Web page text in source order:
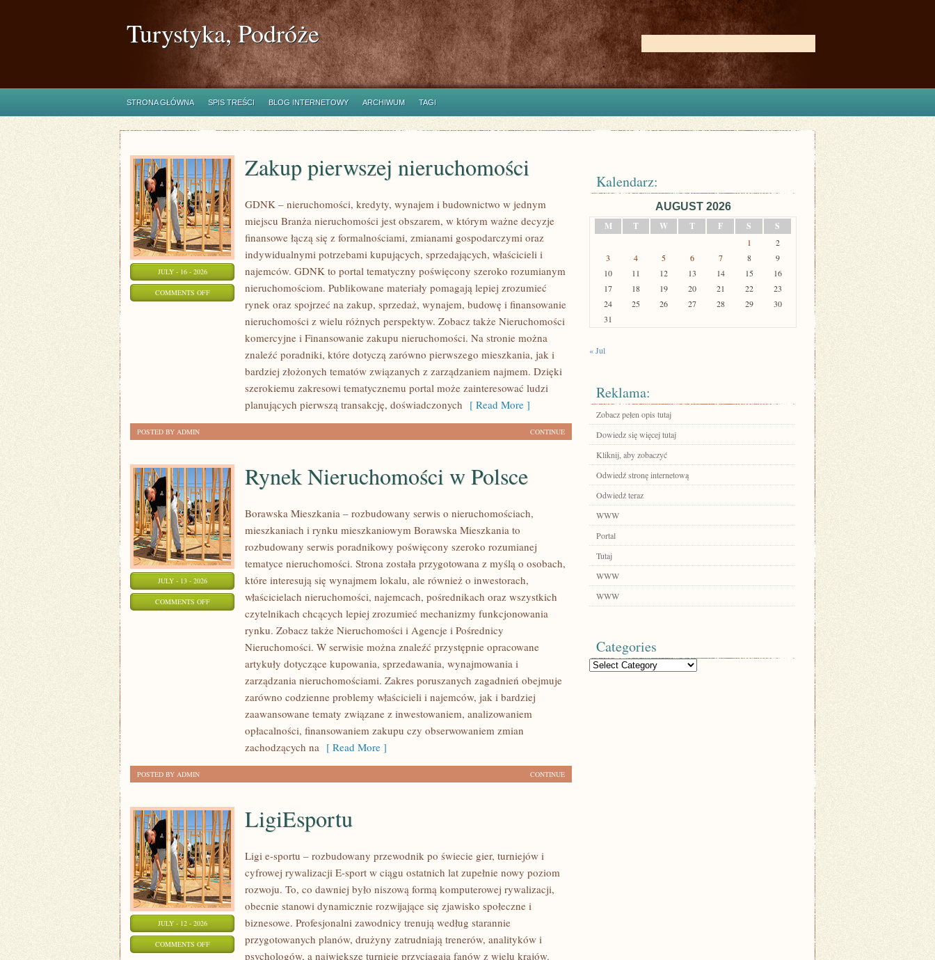
Turystyka, Podróże
STRONA GŁÓWNA SPIS TREŚCI BLOG INTERNETOWY ARCHIWUM TAGI
JULY - 16 - 2026
COMMENTS OFFON
PIERWSZEJ
NIERUCHOMOŚCI
Zakup pierwszej nieruchomości
GDNK – nieruchomości, kredyty, wynajem i budownictwo w jednym
miejscu Branża nieruchomości jest obszarem, w którym ważne decyzje
finansowe łączą się z formalnościami, zmianami gospodarczymi oraz
indywidualnymi potrzebami kupujących, sprzedających, właścicieli i
najemców. GDNK to portal tematyczny poświęcony szeroko rozumianym
nieruchomościom. Publikowane materiały pomagają lepiej zrozumieć
rynek oraz spojrzeć na zakup, sprzedaż, wynajem, budowę i finansowanie
nieruchomości z wielu różnych perspektyw. Zobacz także Nieruchomości
komercyjne i Finansowanie zakupu nieruchomości. Na stronie można
znaleźć poradniki, które dotyczą zarówno pierwszego mieszkania, jak i
bardziej złożonych tematów związanych z zarządzaniem najmem. Dzięki
szerokiemu zakresowi tematycznemu portal może zainteresować ludzi
planujących pierwszą transakcję, doświadczonych [ Read More ]
CONTINUE
POSTED BY ADMIN
JULY - 13 - 2026
COMMENTS OFFON
NIERUCHOMOŚCI
Rynek Nieruchomości w Polsce
Borawska Mieszkania – rozbudowany serwis o nieruchomościach,
mieszkaniach i rynku mieszkaniowym Borawska Mieszkania to
rozbudowany serwis poradnikowy poświęcony szeroko rozumianej
tematyce nieruchomości. Strona została przygotowana z myślą o osobach,
które interesują się wynajmem lokalu, ale również o inwestorach,
właścicielach nieruchomości, najemcach, pośrednikach oraz wszystkich
czytelnikach chcących lepiej zrozumieć mechanizmy funkcjonowania
rynku. Zobacz także Nieruchomości i Agencje i Pośrednicy
Nieruchomości. W serwisie można znaleźć przystępnie opracowane
artykuły dotyczące kupowania, sprzedawania, wynajmowania i
zarządzania nieruchomościami. Zakres poruszanych zagadnień obejmuje
zarówno codzienne problemy właścicieli i najemców, jak i bardziej
zaawansowane tematy związane z inwestowaniem, analizowaniem
opłacalności, finansowaniem zakupu czy obserwowaniem zmian
zachodzących na [ Read More ]
CONTINUE
POSTED BY ADMIN
JULY - 12 - 2026
COMMENTS OFFON
LigiEsportu
Ligi e-sportu – rozbudowany przewodnik po świecie gier, turniejów i
cyfrowej rywalizacji E-sport w ciągu ostatnich lat zupełnie nowy poziom
rozwoju. To, co dawniej było niszową formą komputerowej rywalizacji,
obecnie stanowi dynamicznie rozwijające się zjawisko społeczne i
biznesowe. Profesjonalni zawodnicy trenują według starannie
przygotowanych planów, drużyny zatrudniają trenerów, analityków i
psychologów, a największe turnieje przyciągają fanów z wielu krajów.
Kalendarz:
AUGUST 2026
M
T W T F S S
1
2
3
4 5 6 7 8
9
10
11 12 13 14 15
16
17
18 19 20 21 22
23
24
25 26 27 28 29
30
31
« Jul
Reklama:
Zobacz pełen opis tutaj
Dowiedz się więcej tutaj
Kliknij, aby zobaczyć
Odwiedź stronę internetową
Odwiedź teraz
WWW
Portal
Tutaj
WWW
WWW
Categories
Categories